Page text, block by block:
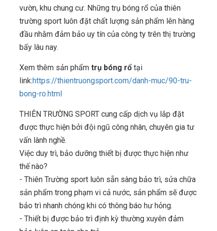
vườn, khu chung cư. Những trụ bóng rổ của thiên
trường sport luôn đặt chất lượng sản phẩm lên hàng
đầu nhằm đảm bảo uy tín của công ty trên thị trường
bấy lâu nay.
Xem thêm sản phẩm trụ bóng rổ tại
link:https://thientruongsport.com/danh-muc/90-tru-
bong-ro.html
THIÊN TRƯỜNG SPORT cung cấp dịch vụ lắp đặt
được thực hiện bởi đội ngũ công nhân, chuyên gia tư
vấn lành nghề.
Việc duy trì, bảo dưỡng thiết bị được thực hiện như
thế nào?
- Thiên Trường sport luôn sẵn sàng bảo trì, sửa chữa
sản phẩm trong phạm vi cả nước, sản phẩm sẽ được
bảo trì nhanh chóng khi có thông báo hư hỏng.
- Thiết bị được bảo trì định kỳ thường xuyên đảm